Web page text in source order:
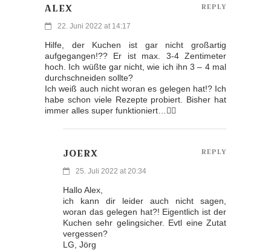
ALEX
22. Juni 2022 at 14:17
Hilfe, der Kuchen ist gar nicht großartig
aufgegangen!?? Er ist max. 3-4 Zentimeter
hoch. Ich wüßte gar nicht, wie ich ihn 3 – 4 mal
durchschneiden sollte?
Ich weiß auch nicht woran es gelegen hat!? Ich
habe schon viele Rezepte probiert. Bisher hat
immer alles super funktioniert…🤷‍♀️
REPLY
JOERX
25. Juli 2022 at 20:34
Hallo Alex,
ich kann dir leider auch nicht sagen,
woran das gelegen hat?! Eigentlich ist der
Kuchen sehr gelingsicher. Evtl eine Zutat
vergessen?
LG, Jörg
REPLY